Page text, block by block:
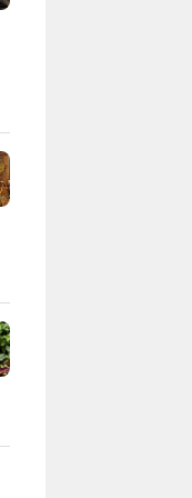
horor.
Z Flip8, ale foťák